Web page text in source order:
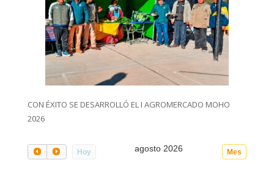
CON ÉXITO SE DESARROLLÓ EL I AGROMERCADO MOHO
2026
Hoy Mes
agosto 2026